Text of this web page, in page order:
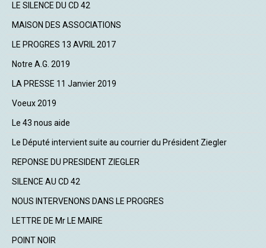
LE SILENCE DU CD 42
MAISON DES ASSOCIATIONS
LE PROGRES 13 AVRIL 2017
Notre A.G. 2019
LA PRESSE 11 Janvier 2019
Voeux 2019
Le 43 nous aide
Le Député intervient suite au courrier du Président Ziegler
REPONSE DU PRESIDENT ZIEGLER
SILENCE AU CD 42
NOUS INTERVENONS DANS LE PROGRES
LETTRE DE Mr LE MAIRE
POINT NOIR